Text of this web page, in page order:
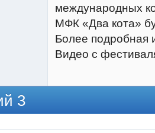
международных
МФК «Два кота»
Более
Видео с
3